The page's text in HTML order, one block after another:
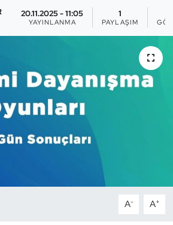
20.11.2025 - 11:05
YAYINLANMA
1
PAYLAŞIM
A- A+